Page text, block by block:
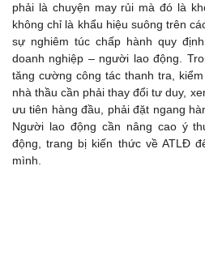
phải là chuyện may rủi mà đó là
không chỉ là khẩu hiệu suông trên
sự nghiêm túc chấp hành quy
doanh nghiệp – người lao động.
tăng cường công tác thanh tra,
nhà thầu cần phải thay đổi tư duy,
ưu tiên hàng đầu, phải đặt ngang
Người lao động cần nâng cao ý
động, trang bị kiến thức về ATLĐ
mình.